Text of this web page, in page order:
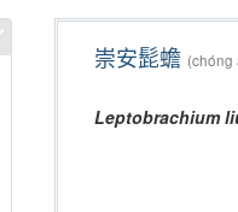
崇安髭蟾 (chóng
Leptobrachium